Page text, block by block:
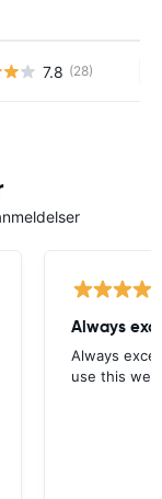
7.8 (28)
Always
Always
use this